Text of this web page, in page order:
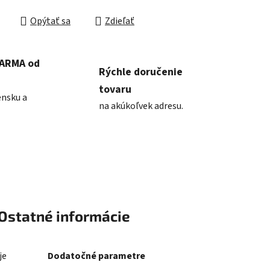
Opýtať sa Zdieľať
od
a
Rýchle doručenie
tovaru
na akúkoľvek adresu.
informácie
Dodatočné parametre